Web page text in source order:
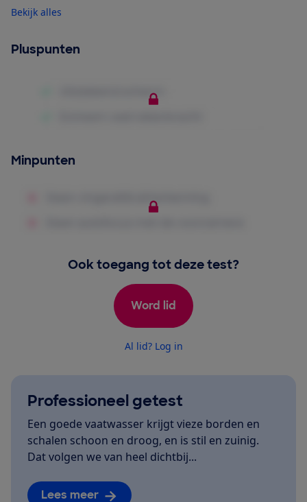
Bekijk alles
Pluspunten
Minpunten
Ook toegang tot deze test?
Word lid
Al lid? Log in
Professioneel getest
Een goede vaatwasser krijgt vieze borden en
schalen schoon en droog, en is stil en zuinig.
Dat volgen we van heel dichtbij...
Lees meer